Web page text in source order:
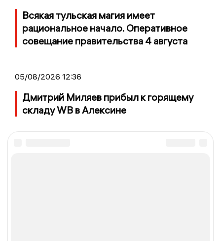
Всякая тульская магия имеет
рациональное начало. Оперативное
совещание правительства 4 августа
05/08/2026 12:36
Дмитрий Миляев прибыл к горящему
складу WB в Алексине